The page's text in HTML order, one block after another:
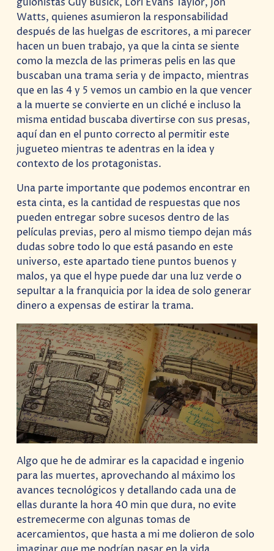
Watts, quienes asumieron la responsabilidad
después de las huelgas de escritores, a mi parecer
hacen un buen trabajo, ya que la cinta se siente
como la mezcla de las primeras pelis en las que
buscaban una trama seria y de impacto, mientras
que en las 4 y 5 vemos un cambio en la que vencer
a la muerte se convierte en un cliché e incluso la
misma entidad buscaba divertirse con sus presas,
aquí dan en el punto correcto al permitir este
jugueteo mientras te adentras en la idea y
contexto de los protagonistas.
Una parte importante que podemos encontrar en
esta cinta, es la cantidad de respuestas que nos
pueden entregar sobre sucesos dentro de las
películas previas, pero al mismo tiempo dejan más
dudas sobre todo lo que está pasando en este
universo, este apartado tiene puntos buenos y
malos, ya que el hype puede dar una luz verde o
sepultar a la franquicia por la idea de solo generar
dinero a expensas de estirar la trama.
Algo que he de admirar es la capacidad e ingenio
para las muertes, aprovechando al máximo los
avances tecnológicos y detallando cada una de
ellas durante la hora 40 min que dura, no evite
estremecerme con algunas tomas de
acercamientos, que hasta a mi me dolieron de solo